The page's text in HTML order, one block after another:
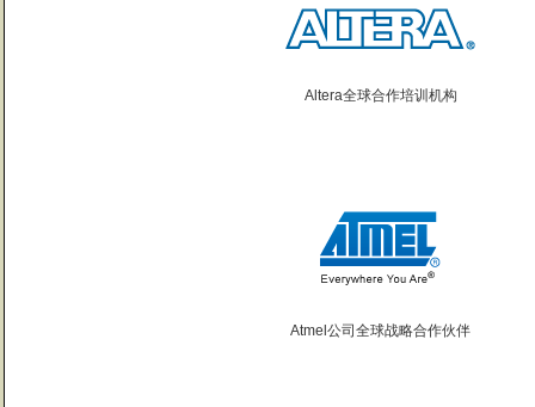
Altera全球合作培训机构
Atmel公司全球战略合作伙伴